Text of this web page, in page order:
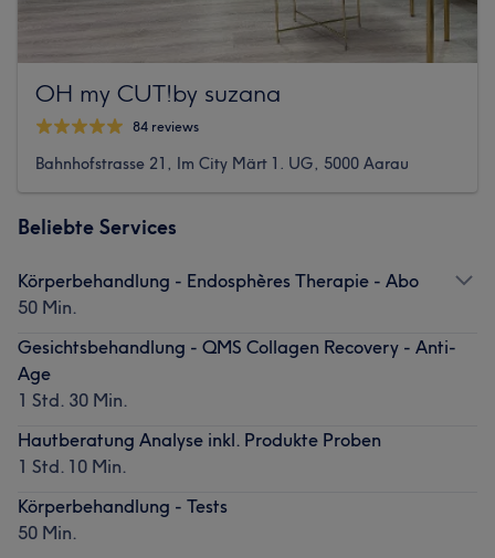
OH my CUT!by suzana
84 reviews
Bahnhofstrasse 21, Im City Märt 1. UG, 5000 Aarau
Beliebte Services
Körperbehandlung - Endosphères Therapie - Abo
50 Min.
Gesichtsbehandlung - QMS Collagen Recovery - Anti-
Age
1 Std. 30 Min.
Hautberatung Analyse inkl. Produkte Proben
1 Std. 10 Min.
Körperbehandlung - Tests
50 Min.